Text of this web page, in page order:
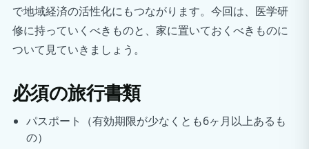
で地域経済の活性化にもつながります。今回は、医学研
修に持っていくべきものと、家に置いておくべきものに
ついて見ていきましょう。
必須の旅行書類
パスポート（有効期限が少なくとも6ヶ月以上あるも
の）